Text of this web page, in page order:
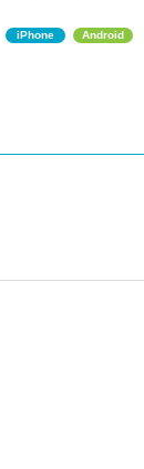
iPhone Android